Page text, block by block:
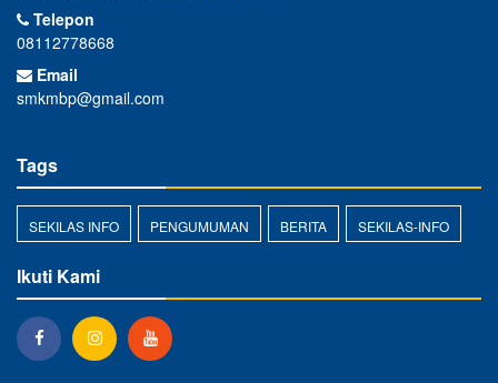
Telepon
08112778668
Email
smkmbp@gmail.com
Tags
SEKILAS INFO PENGUMUMAN BERITA SEKILAS-INFO
Ikuti Kami